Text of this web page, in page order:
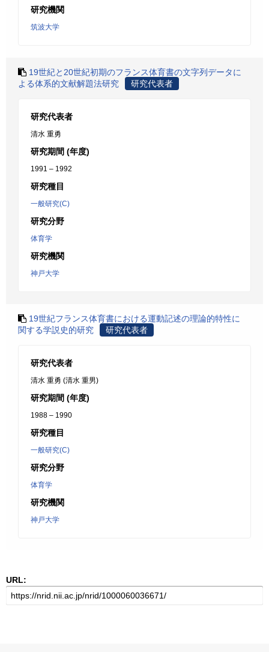
研究機関
筑波大学
19世紀と20世紀初期のフランス体育書の文字列データに
よる体系的文献解題法研究
研究代表者
研究代表者
清水 重勇
研究期間 (年度)
1991 – 1992
研究種目
一般研究(C)
研究分野
体育学
研究機関
神戸大学
19世紀フランス体育書における運動記述の理論的特性に
関する学説史的研究
研究代表者
研究代表者
清水 重勇 (清水 重男)
研究期間 (年度)
1988 – 1990
研究種目
一般研究(C)
研究分野
体育学
研究機関
神戸大学
URL: